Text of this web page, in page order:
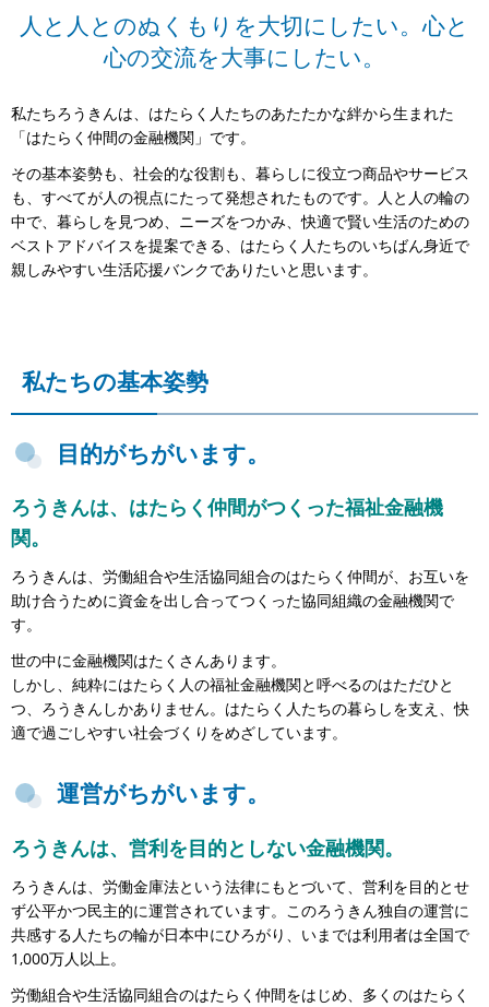
人と人とのぬくもりを大切にしたい。心と
心の交流を大事にしたい。
私たちろうきんは、はたらく人たちのあたたかな絆から生まれた
「はたらく仲間の金融機関」です。
その基本姿勢も、社会的な役割も、暮らしに役立つ商品やサービス
も、すべてが人の視点にたって発想されたものです。人と人の輪の
中で、暮らしを見つめ、ニーズをつかみ、快適で賢い生活のための
ベストアドバイスを提案できる、はたらく人たちのいちばん身近で
親しみやすい生活応援バンクでありたいと思います。
私たちの基本姿勢
目的がちがいます。
ろうきんは、はたらく仲間がつくった福祉金融機
関。
ろうきんは、労働組合や生活協同組合のはたらく仲間が、お互いを
助け合うために資金を出し合ってつくった協同組織の金融機関で
す。
世の中に金融機関はたくさんあります。
しかし、純粋にはたらく人の福祉金融機関と呼べるのはただひと
つ、ろうきんしかありません。はたらく人たちの暮らしを支え、快
適で過ごしやすい社会づくりをめざしています。
運営がちがいます。
ろうきんは、営利を目的としない金融機関。
ろうきんは、労働金庫法という法律にもとづいて、営利を目的とせ
ず公平かつ民主的に運営されています。このろうきん独自の運営に
共感する人たちの輪が日本中にひろがり、いまでは利用者は全国で
1,000万人以上。
労働組合や生活協同組合のはたらく仲間をはじめ、多くのはたらく